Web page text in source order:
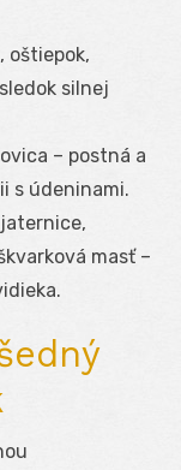
oštiepok,
silnej
– postná a
s údeninami.
masť –